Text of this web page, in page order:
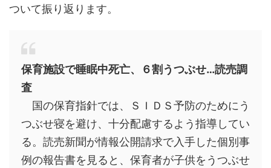
ついて振り返ります。
保育施設で睡眠中死亡、６割うつぶせ…読売調
査
国の保育指針では、ＳＩＤＳ予防のためにう
つぶせ寝を避け、十分配慮するよう指導してい
る。読売新聞が情報公開請求で入手した個別事
例の報告書を見ると、保育者が子供をうつぶせ